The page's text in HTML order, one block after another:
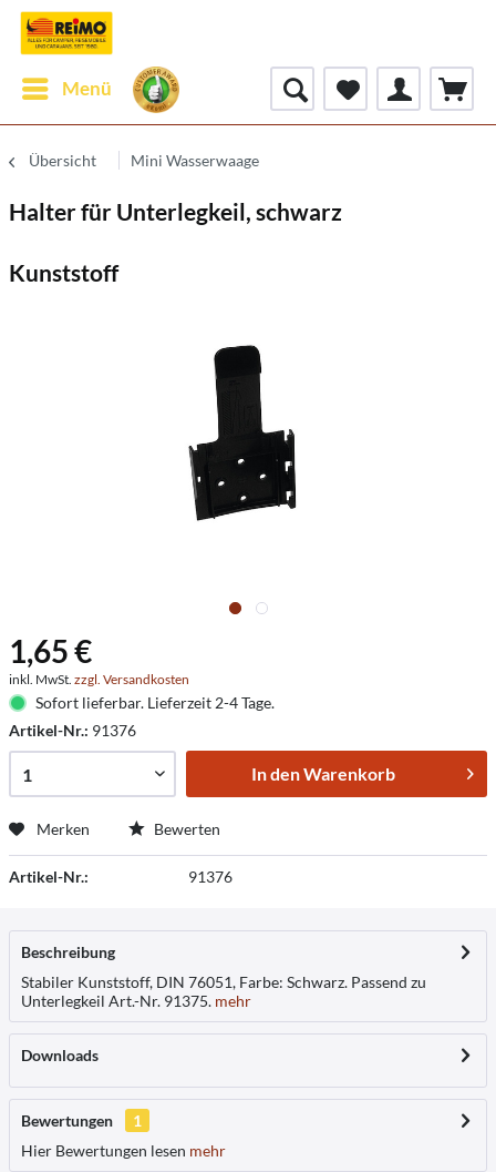
Menü
Übersicht Mini Wasserwaage
Halter für Unterlegkeil, schwarz
Kunststoff
1,65 €
inkl. MwSt. zzgl. Versandkosten
Sofort lieferbar. Lieferzeit 2-4 Tage.
Artikel-Nr.: 91376
In denWarenkorb
Merken Bewerten
Artikel-Nr.: 91376
Beschreibung
Stabiler Kunststoff, DIN 76051, Farbe: Schwarz. Passend zu
Unterlegkeil Art.-Nr. 91375. mehr
Downloads
Bewertungen
1
Hier Bewertungen lesen mehr